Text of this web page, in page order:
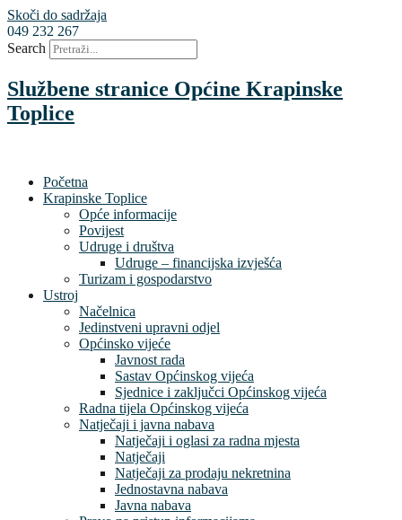
Skoči do sadržaja
049 232 267
Search
Službene stranice Općine Krapinske
Toplice
Početna
Krapinske Toplice
Opće informacije
Povijest
Udruge i društva
Udruge – financijska izvješća
Turizam i gospodarstvo
Ustroj
Načelnica
Jedinstveni upravni odjel
Općinsko vijeće
Javnost rada
Sastav Općinskog vijeća
Sjednice i zaključci Općinskog vijeća
Radna tijela Općinskog vijeća
Natječaji i javna nabava
Natječaji i oglasi za radna mjesta
Natječaji
Natječaji za prodaju nekretnina
Jednostavna nabava
Javna nabava